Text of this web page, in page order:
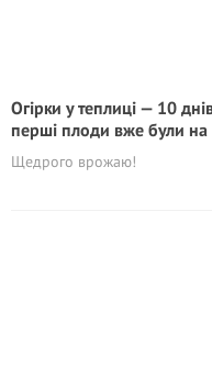
Огірки у теплиці — 10
перші плоди вже були на
Щедрого врожаю!